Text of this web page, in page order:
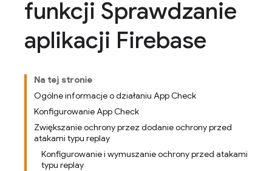
funkcji Sprawdzanie
aplikacji Firebase
Na tej stronie
Ogólne informacje o działaniu App Check
Konfigurowanie App Check
Zwiększanie ochrony przez dodanie ochrony przed
atakami typu replay
Konfigurowanie i wymuszanie ochrony przed atakami
typu replay